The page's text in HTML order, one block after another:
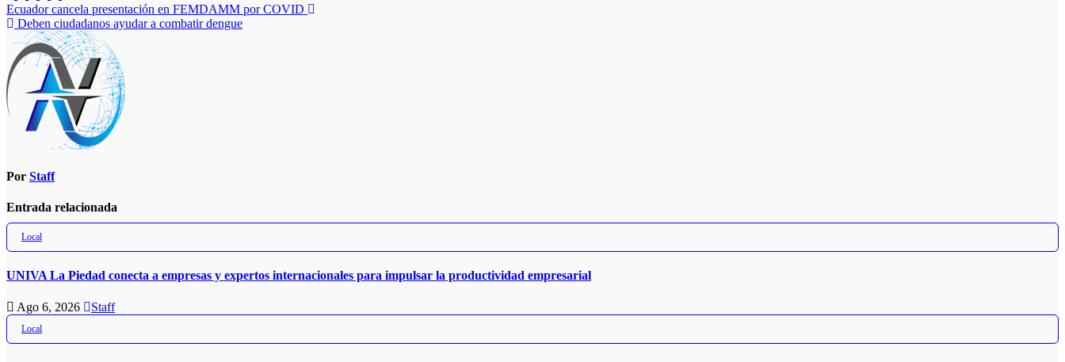
Navegación
de
entradas
Ecuador cancela presentación en FEMDAMM por COVID
Deben ciudadanos ayudar a combatir dengue
Por Staff
Entrada relacionada
Local
UNIVA La Piedad conecta a empresas y expertos internacionales para impulsar la productividad empresarial
Ago 6, 2026 Staff
Local